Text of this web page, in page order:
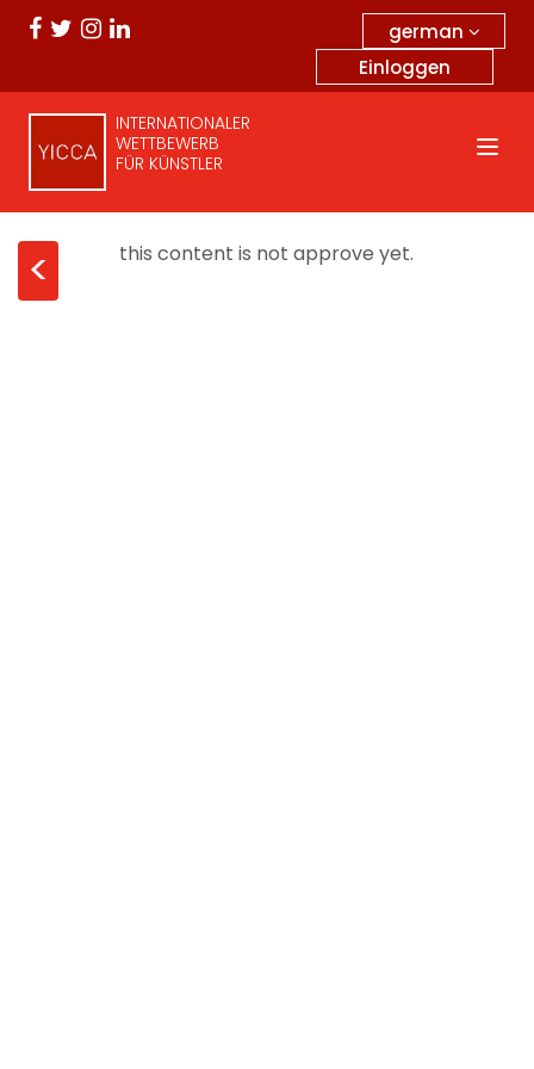
german
Einloggen
INTERNATIONALER
WETTBEWERB
FÜR KÜNSTLER
< this content is not approve yet.